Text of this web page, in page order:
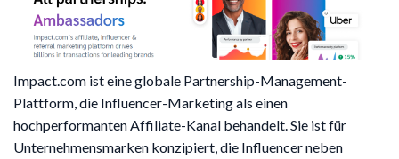
Impact.com ist eine globale Partnership-Management-
Plattform, die Influencer-Marketing als einen
hochperformanten Affiliate-Kanal behandelt. Sie ist für
Unternehmensmarken konzipiert, die Influencer neben